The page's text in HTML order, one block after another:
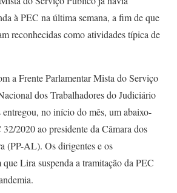
à PEC na última semana, a fim de que
reconhecidas como atividades típica de
a Frente Parlamentar Mista do Serviço
dos Trabalhadores do Judiciário
entregou, no início do mês, um abaixo-
2020 ao presidente da Câmara dos
(PP-AL). Os dirigentes e os
Lira suspenda a tramitação da PEC